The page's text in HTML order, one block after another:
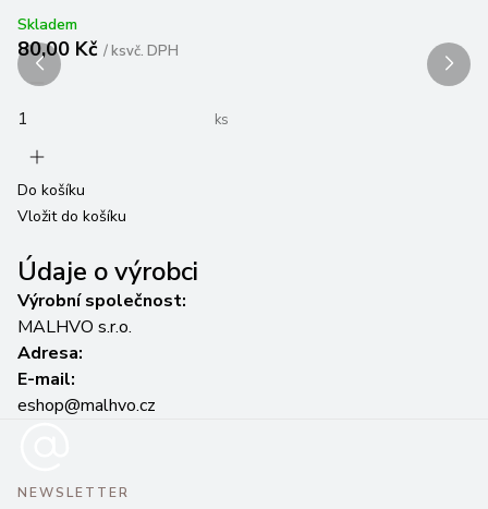
Skladem
80,00 Kč /ksvč. DPH
ks
Do košíku
Vložit do košíku
Údaje o výrobci
Výrobní společnost:
MALHVO s.r.o.
Adresa:
E-mail:
eshop@malhvo.cz
NEWSLETTER